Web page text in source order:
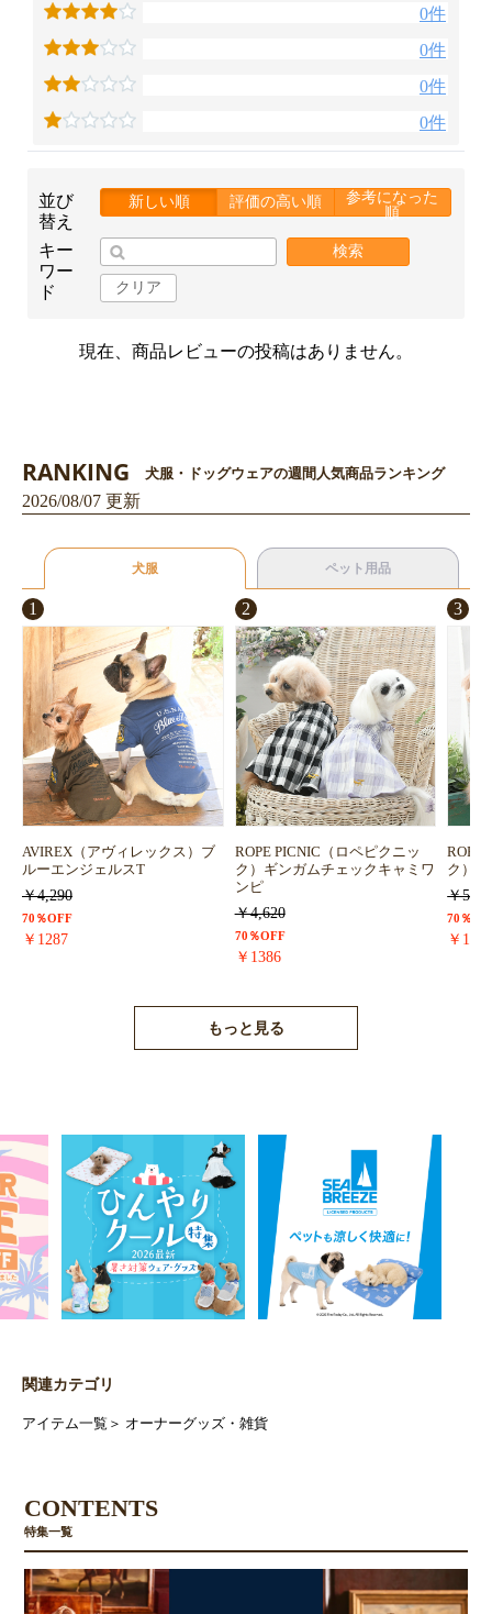
カートへ進む
0件
0件
0件
0件
並び
替え
新しい順 評価の高い順
参考になった
順
キー
ワー
ド
検索
クリア
現在、商品レビューの投稿はありません。
RANKING 犬服・ドッグウェアの週間人気商品ランキング
2026/08/07 更新
犬服 ペット用品
1
AVIREX（アヴィレックス）ブ
ルーエンジェルスT
￥4,290
70％OFF
￥1287
2
ROPE PICNIC（ロペピクニッ
ク）ギンガムチェックキャミワ
ンピ
￥4,620
70％OFF
￥1386
3
ROPE
ク）
￥
70％
￥
もっと見る
関連カテゴリ
アイテム一覧 ＞ オーナーグッズ・雑貨
CONTENTS
特集一覧